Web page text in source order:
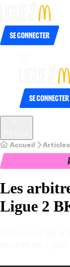
Se connecter
Se connecter
Accueil Articles
Les
Ligue 2